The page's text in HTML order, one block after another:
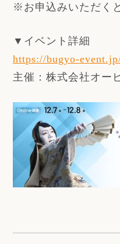
※お申込みいただく
▼イベント詳細
https://bugyo-
主催：株式会社オー